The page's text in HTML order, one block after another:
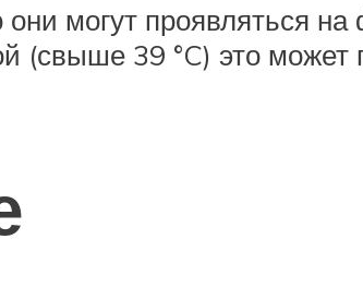
могут проявляться
(свыше 39 °C) это может